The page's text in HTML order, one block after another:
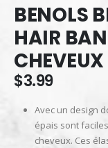
BENOLS
HAIR
$3.99
Avec un design
épais sont
cheveux. Ces